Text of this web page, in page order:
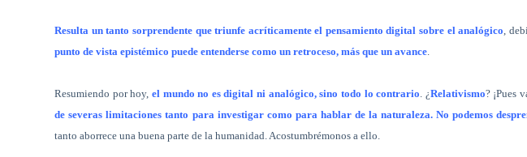
Resulta un tanto sorprendente que triunfe acríticamente el pensamiento digital sobre el analógico,
punto de vista epistémico puede entenderse como un retroceso, más que un avance.
Resumiendo por hoy,el mundo no es digital ni analógico, sino todo lo contrario. ¿Relativismo? ¡Pues
de severas limitaciones tanto para investigar como para hablar de la naturaleza. No podemos
tanto aborrece una buena parte de la humanidad. Acostumbrémonos a ello.